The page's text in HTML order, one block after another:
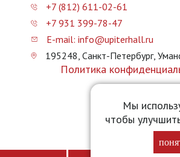
Мы
чтобы
+7 (812) 611-02-61
+7 931 399-78-47
E-mail: info@upiterhall.ru
195248, Санкт-Петербург,
Политика
Карта сайта
Прайс-лист